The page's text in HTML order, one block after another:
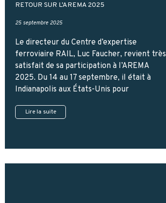
RETOUR SUR L’AREMA 2025
25 septembre 2025
Le directeur du Centre d’expertise
ferroviaire RAIL, Luc Faucher, revient très
satisfait de sa participation à l’AREMA
2025. Du 14 au 17 septembre, il était à
Indianapolis aux États-Unis pour
Lire la suite